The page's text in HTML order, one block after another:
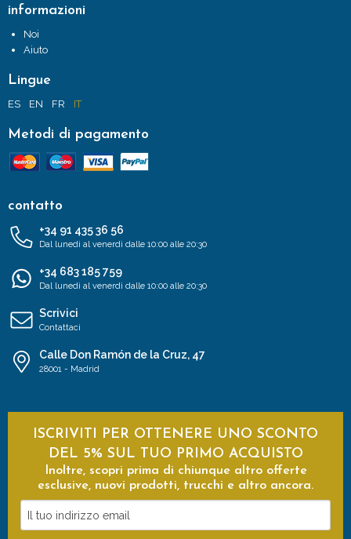
informazioni
Noi
Aiuto
Lingue
ES EN FR IT
Metodi di pagamento
contatto
+34 91 435 36 56
Dal lunedì al venerdì dalle 10:00 alle 20:30
+34 683 185 759
Dal lunedì al venerdì dalle 10:00 alle 20:30
Scrivici
Contattaci
Calle Don Ramón de la Cruz, 47
28001 - Madrid
ISCRIVITI PER OTTENERE UNO SCONTO
DEL 5% SUL TUO PRIMO ACQUISTO
Inoltre, scopri prima di chiunque altro offerte
esclusive, nuovi prodotti, trucchi e altro ancora.
tuo